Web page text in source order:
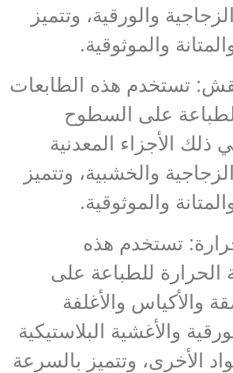
والورقية، وتتميز
والموثوقية.
تستخدم هذه الطابعات
على السطوح
ذلك الأجزاء المعدنية
والخشبية، وتتميز
والموثوقية.
تستخدم هذه
الحرارة للطباعة على
والأكياس والأغلفة
والأغشية البلاستيكية
الأخرى، وتتميز بالسرعة